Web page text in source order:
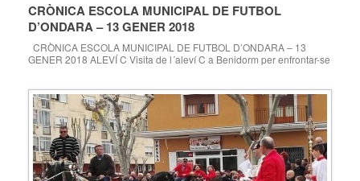
CRÒNICA ESCOLA MUNICIPAL DE FUTBOL
D’ONDARA – 13 GENER 2018
CRÒNICA ESCOLA MUNICIPAL DE FUTBOL D’ONDARA – 13
GENER 2018 ALEVÍ C Visita de l´aleví C a Benidorm per enfrontar-se
favor de l’equip local arribà després d’una treta de […]